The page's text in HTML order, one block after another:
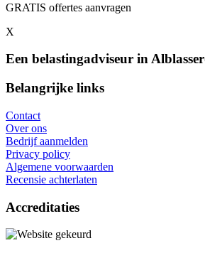
GRATIS offertes aanvragen
X
Een belastingadviseur in
Belangrijke links
Contact
Over ons
Bedrijf aanmelden
Privacy policy
Algemene voorwaarden
Recensie achterlaten
Accreditaties